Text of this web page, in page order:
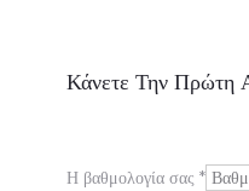
Α
ι
Κάνετε Την Πρώτη
Η βαθμολογία σας *